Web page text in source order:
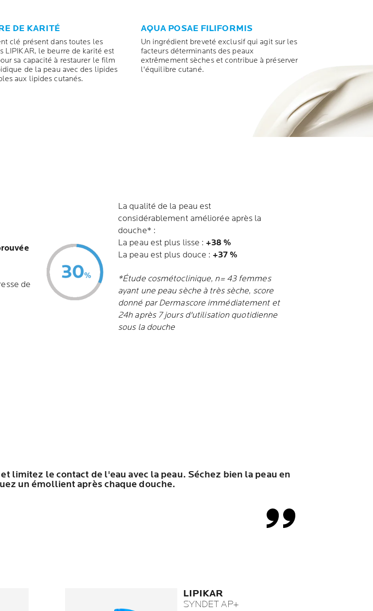
DE KARITÉ
clé présent dans toutes les
LIPIKAR, le beurre de karité est
sa capacité à restaurer le film
de la peau avec des lipides
aux lipides cutanés.
AQUA POSAE FILIFORMIS
Un ingrédient breveté exclusif qui agit sur les
facteurs déterminants des peaux
extrêmement sèches et contribue à préserver
l'équilibre cutané.
de
La qualité de la peau est
considérablement améliorée après la
douche* :
La peau est plus lisse : +38 %
La peau est plus douce : +37 %
*Étude cosmétoclinique, n= 43 femmes
ayant une peau sèche à très sèche, score
donné par Dermascore immédiatement et
24h après 7 jours d'utilisation quotidienne
sous la douche
limitez le contact de l'eau avec la peau. Séchez bien la peau en
un émollient après chaque douche.
LIPIKAR
SYNDET AP+